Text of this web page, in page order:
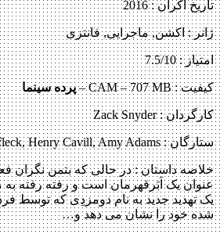
تاریخ اکران : 2016
ژانر : اکشن, ماجرایی, فانتزی
امتیاز : 7.5/10
کیفیت : CAM – 707 MB – پرده سینما
کارگردان : Zack Snyder
ستارگان : Ben Affleck, Henry Cavill, Amy Adams
خلاصه داستان : در حالی که بتمن نگران
عنوان یک اَبَرقهرمان است و رفته رفته به
یک تهدید جدید به نام دومزدِی که توسط
شده خود را نشان می دهد و…